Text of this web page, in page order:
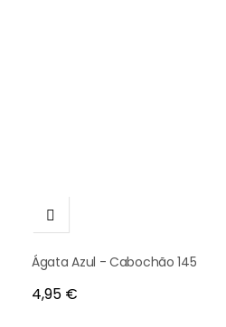

Ágata Azul - Cabochão 145
Preço
4,95 €